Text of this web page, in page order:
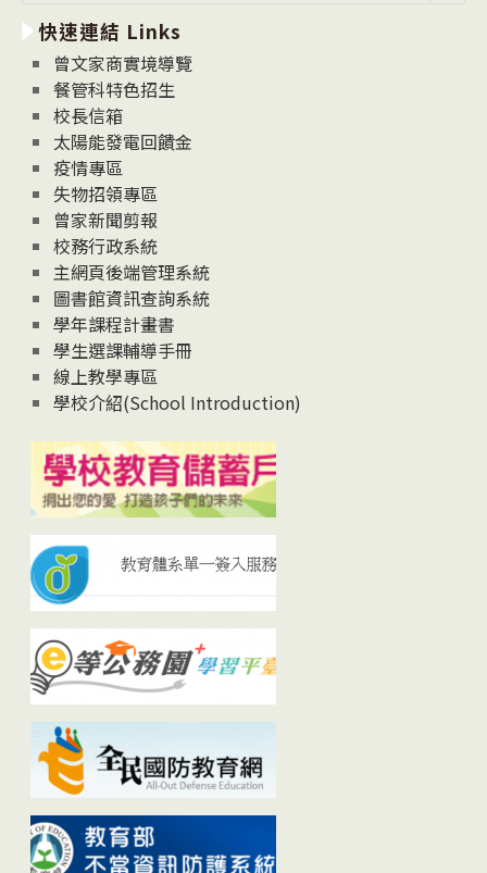
消
息
News
快速連結 Links
曾文家商實境導覽
餐管科特色招生
校長信箱
太陽能發電回饋金
疫情專區
失物招領專區
曾家新聞剪報
校務行政系統
主網頁後端管理系統
圖書館資訊查詢系統
學年課程計畫書
學生選課輔導手冊
線上教學專區
學校介紹(School Introduction)